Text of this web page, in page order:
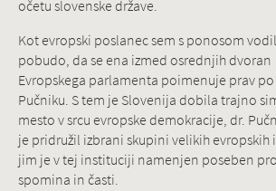
očetu slovenske države.
Kot evropski poslanec sem s ponosom vodil
pobudo, da se ena izmed osrednjih dvoran
Evropskega parlamenta poimenuje prav po
Pučniku. S tem je Slovenija dobila trajno
mesto v srcu evropske demokracije, dr.
je pridružil izbrani skupini velikih evropskih
jim je v tej instituciji namenjen poseben
spomina in časti.